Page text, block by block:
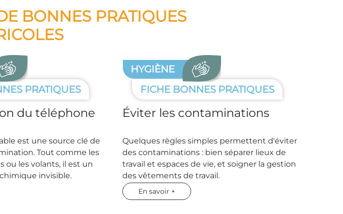
BONNES PRATIQUES
PRATIQUES
du téléphone
est une source clé de
Tout comme les
ou les volants, il est un
invisible.
HYGIÈNE
FICHE BONNES PRATIQUES
Éviter les contaminations
Quelques règles simples permettent d'éviter
des contaminations : bien séparer lieux de
travail et espaces de vie, et soigner la gestion
des vêtements de travail.
En savoir +